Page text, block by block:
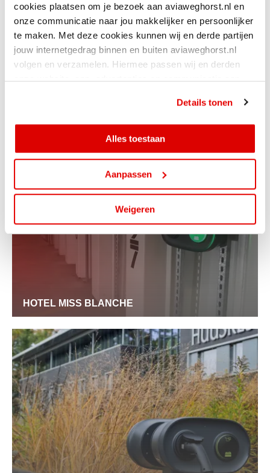
cookies plaatsen om je bezoek aan aviaweghorst.nl en
onze communicatie naar jou makkelijker en persoonlijker
te maken. Met deze cookies kunnen wij en derde partijen
jouw internetgedrag binnen en buiten aviaweghorst.nl
volgen en verzamelen. Hiermee passen wij en derden
onze website, app, advertenties en communicatie aan
ga je hiermee akkoord. Je kunt je cookievoorkeuren altijd
weer aanpassen.
Details tonen
Alles toestaan
Aanpassen
Weigeren
HOTEL MISS BLANCHE